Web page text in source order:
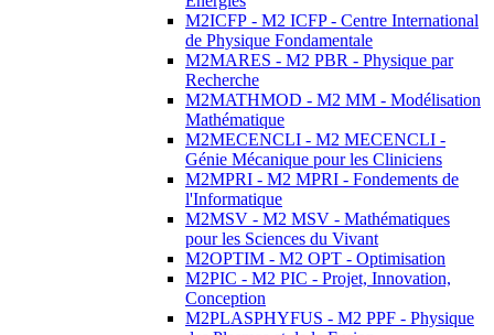
M2ICFP - M2 ICFP - Centre International
de Physique Fondamentale
M2MARES - M2 PBR - Physique par
Recherche
M2MATHMOD - M2 MM - Modélisation
Mathématique
M2MECENCLI - M2 MECENCLI -
Génie Mécanique pour les Cliniciens
M2MPRI - M2 MPRI - Fondements de
l'Informatique
M2MSV - M2 MSV - Mathématiques
pour les Sciences du Vivant
M2OPTIM - M2 OPT - Optimisation
M2PIC - M2 PIC - Projet, Innovation,
Conception
M2PLASPHYFUS - M2 PPF - Physique